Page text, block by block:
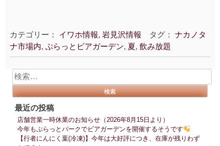
カテゴリー： イワホ情報, 岩見沢情報 タグ： ナカノタ
ナ市場内, ぷらっとビアガーデン, 夏, 飲み放題
検
索:
最近の投稿
店舗営業一時休業のお知らせ（2026年8月15日より）
今年もぷらっとパークでビアガーデンを開催するそうです
【行者にんにく葉(冷凍)】今年は大好評につき、在庫が残りわず